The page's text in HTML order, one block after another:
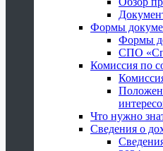
Формы
Формы
СПО
Комиссия по
Что нужно
Сведения о